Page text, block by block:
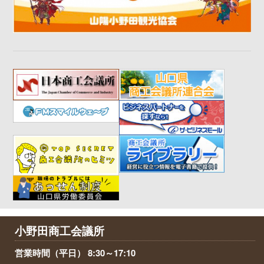
小野田商工会議所
営業時間（平日） 8:30～17:10